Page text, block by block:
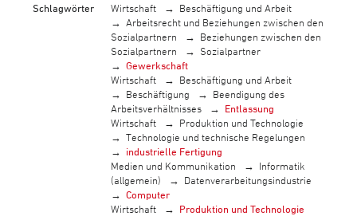
Schlagwörter
Wirtschaft
Beschäftigung und Arbeit
Arbeitsrecht und Beziehungen zwischen den
Sozialpartnern
Beziehungen zwischen den
Sozialpartnern
Sozialpartner
Gewerkschaft
Wirtschaft
Beschäftigung und Arbeit
Beschäftigung
Beendigung des
Arbeitsverhältnisses
Entlassung
Wirtschaft
Produktion und Technologie
Technologie und technische Regelungen
industrielle Fertigung
Medien und Kommunikation
Informatik
(allgemein)
Datenverarbeitungsindustrie
Computer
Wirtschaft
Produktion und Technologie